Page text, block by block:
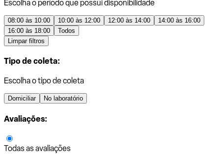
Escolha o período que possui disponibilidade
08:00 às 10:00 10:00 às 12:00 12:00 às 14:00
14:00 às 16:00
16:00 às 18:00
Todos
Limpar filtros
Tipo de coleta:
Escolha o tipo de coleta
Domiciliar No laboratório
Avaliações:
Todas as avaliações